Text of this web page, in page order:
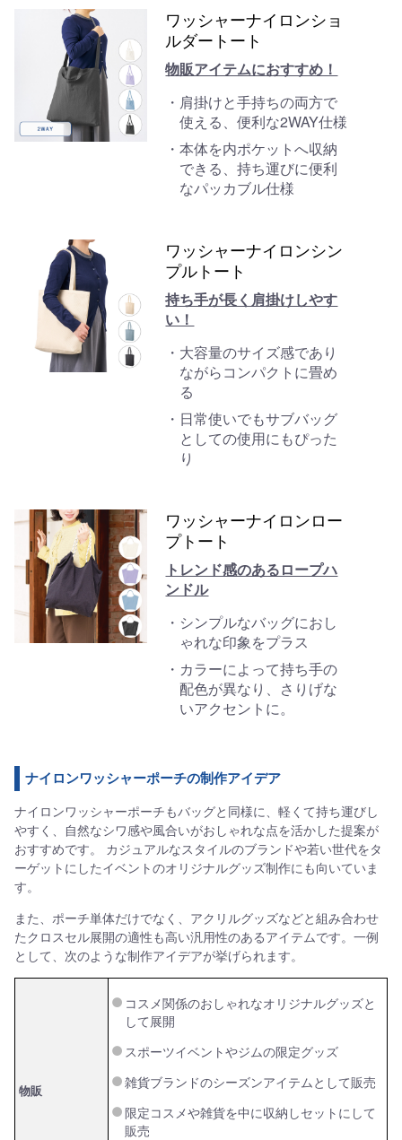
ワッシャーナイロンショ
ルダートート
物販アイテムにおすすめ！
肩掛けと手持ちの両方で
使える、便利な2WAY仕様
本体を内ポケットへ収納
できる、持ち運びに便利
なパッカブル仕様
ワッシャーナイロンシン
プルトート
持ち手が長く肩掛けしやす
い！
大容量のサイズ感であり
ながらコンパクトに畳め
る
日常使いでもサブバッグ
としての使用にもぴった
り
ワッシャーナイロンロー
プトート
トレンド感のあるロープハ
ンドル
シンプルなバッグにおし
ゃれな印象をプラス
カラーによって持ち手の
配色が異なり、さりげな
いアクセントに。
ナイロンワッシャーポーチの制作アイデア
ナイロンワッシャーポーチもバッグと同様に、軽くて持ち運びし
やすく、自然なシワ感や風合いがおしゃれな点を活かした提案が
おすすめです。 カジュアルなスタイルのブランドや若い世代をタ
ーゲットにしたイベントのオリジナルグッズ制作にも向いていま
す。
また、ポーチ単体だけでなく、アクリルグッズなどと組み合わせ
たクロスセル展開の適性も高い汎用性のあるアイテムです。一例
として、次のような制作アイデアが挙げられます。
物販
コスメ関係のおしゃれなオリジナルグッズと
して展開
スポーツイベントやジムの限定グッズ
雑貨ブランドのシーズンアイテムとして販売
限定コスメや雑貨を中に収納しセットにして
販売